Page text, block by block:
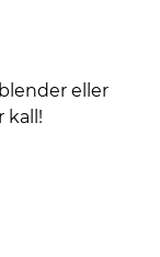
eller
kall!